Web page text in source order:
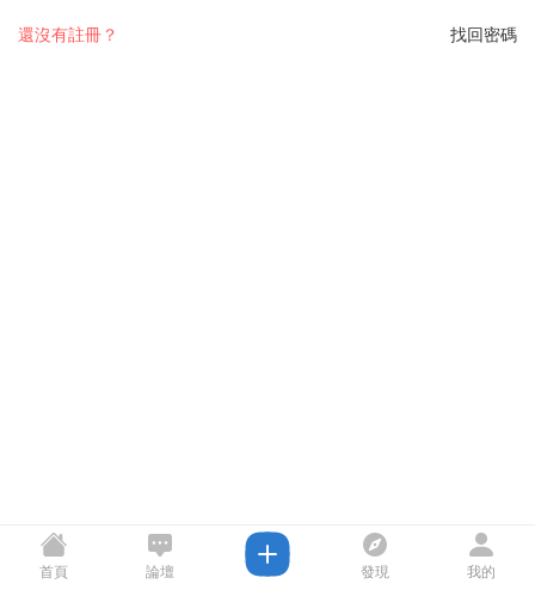
找回密碼
還沒有註冊？
首頁 論壇 發現 我的